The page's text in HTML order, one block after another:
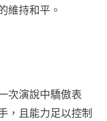
維持和平。
次演說中驕傲表
，且能力足以控制